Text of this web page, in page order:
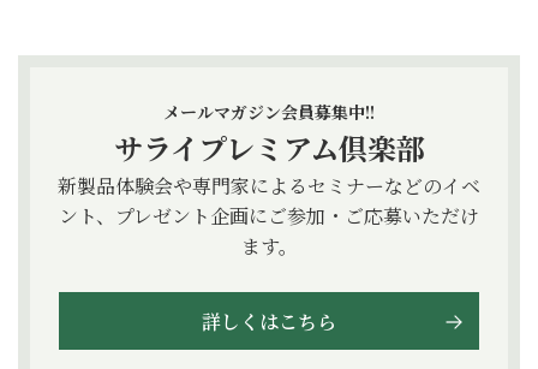
メールマガジン会員募集中!!
サライプレミアム倶楽部
新製品体験会や専門家によるセミナーなどのイベ
ント、プレゼント企画にご参加・ご応募いただけ
ます。
詳しくはこちら